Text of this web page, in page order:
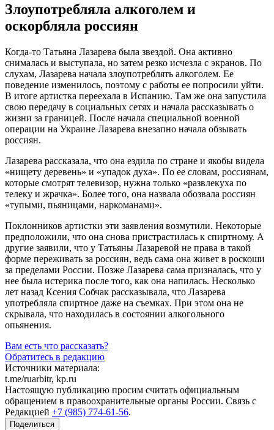
Злоупотребляла алкоголем и
оскорбляла россиян
Когда-то Татьяна Лазарева была звездой. Она активно
снималась и выступала, но затем резко исчезла с экранов. По
слухам, Лазарева начала злоупотреблять алкоголем. Ее
поведение изменилось, поэтому с работы ее попросили уйти.
В итоге артистка переехала в Испанию. Там же она запустила
свою передачу в социальных сетях и начала рассказывать о
жизни за границей. После начала специальной военной
операции на Украине Лазарева внезапно начала обзывать
россиян.
Лазарева рассказала, что она ездила по стране и якобы видела
«нищету деревень» и «упадок духа». По ее словам, россиянам,
которые смотрят телевизор, нужна только «развлекуха по
телеку и жрачка». Более того, она назвала обозвала россиян
«тупыми, пьяницами, наркоманами».
Поклонников артистки эти заявления возмутили. Некоторые
предположили, что она снова пристрастилась к спиртному. А
другие заявили, что у Татьяны Лазаревой не права в такой
форме переживать за россиян, ведь сама она живет в роскоши
за пределами России. Позже Лазарева сама призналась, что у
нее была истерика после того, как она напилась. Несколько
лет назад Ксения Собчак рассказывала, что Лазарева
употребляла спиртное даже на съемках. При этом она не
скрывала, что находилась в состоянии алкогольного
опьянения.
Вам есть что рассказать?
Обратитесь в редакцию
Источники материала:
t.me/ruarbitr, kp.ru
Настоящую публикацию просим считать официальным
обращением в правоохранительные органы России. Связь с
Редакцией +7 (985) 774-61-56.
Поделиться